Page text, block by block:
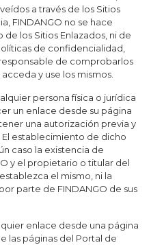
a través de los Sitios
FINDANGO no se hace
los Sitios Enlazados, ni de
de confidencialidad,
de comprobarlos
y use los mismos.
persona física o jurídica
un enlace desde su página
una autorización previa y
El establecimiento de dicho
caso la existencia de
y el propietario o titular del
el mismo, ni la
parte de FINDANGO de sus
enlace desde una página
las páginas del Portal de